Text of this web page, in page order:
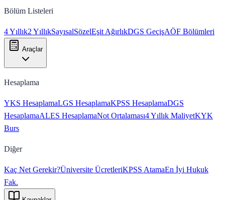
Bölüm Listeleri
4 Yıllık2 YıllıkSayısalSözelEşit AğırlıkDGS GeçişAÖF Bölümleri
Araçlar
Hesaplama
YKS HesaplamaLGS HesaplamaKPSS HesaplamaDGS
HesaplamaALES HesaplamaNot Ortalaması4 Yıllık MaliyetKYK
Burs
Diğer
Kaç Net Gerekir?Üniversite ÜcretleriKPSS AtamaEn İyi Hukuk
Fak.